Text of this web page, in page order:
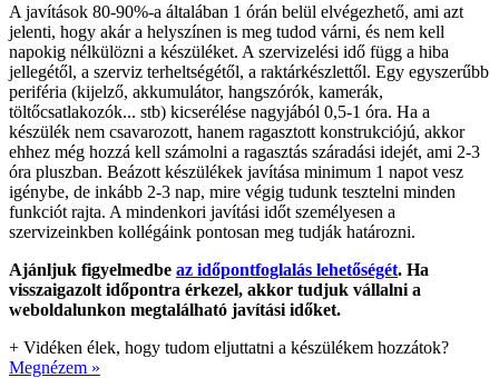
A javítások 80-90%-a általában 1 órán belül elvégezhető, ami azt
jelenti, hogy akár a helyszínen is meg tudod várni, és nem kell
napokig nélkülözni a készüléket. A szervizelési idő függ a hiba
jellegétől, a szerviz terheltségétől, a raktárkészlettől. Egy egyszerűbb
periféria (kijelző, akkumulátor, hangszórók, kamerák,
töltőcsatlakozók... stb) kicserélése nagyjából 0,5-1 óra. Ha a
készülék nem csavarozott, hanem ragasztott konstrukciójú, akkor
ehhez még hozzá kell számolni a ragasztás száradási idejét, ami 2-3
óra pluszban. Beázott készülékek javítása minimum 1 napot vesz
igénybe, de inkább 2-3 nap, mire végig tudunk tesztelni minden
funkciót rajta. A mindenkori javítási időt személyesen a
szervizeinkben kollégáink pontosan meg tudják határozni.
Ajánljuk figyelmedbe az időpontfoglalás lehetőségét. Ha
visszaigazolt időpontra érkezel, akkor tudjuk vállalni a
weboldalunkon megtalálható javítási időket.
+ Vidéken élek, hogy tudom eljuttatni a készülékem hozzátok?
Megnézem »